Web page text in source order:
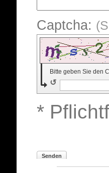
Captcha:
Bitte geben Sie den
↺
*
Senden